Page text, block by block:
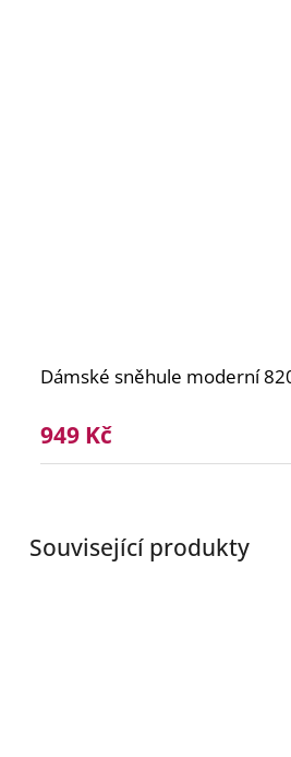
Související produkty
Dámské sněhule moderní
949 Kč